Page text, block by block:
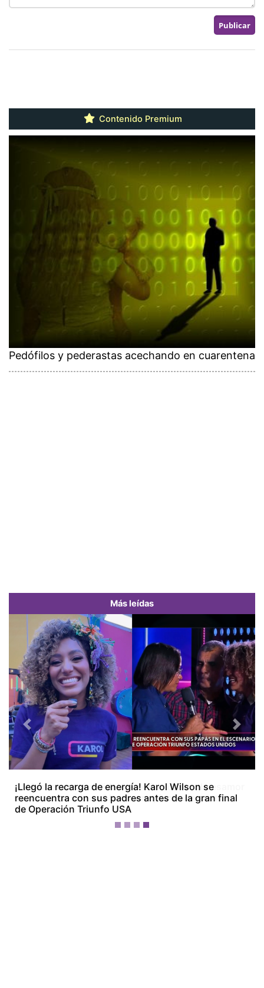
Contenido Premium
Pedófilos y pederastas acechando en cuarentena
Más leídas
¡La Bichota está dolida! Karol G le canta al desamor
en su nuevo álbum ‘No me arrepiento de sentir
tanto’
Previous Next